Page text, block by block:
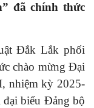
đã chính thức
Đắk Lắk phối
chào mừng Đại
nhiệm kỳ 2025-
biểu Đảng bộ